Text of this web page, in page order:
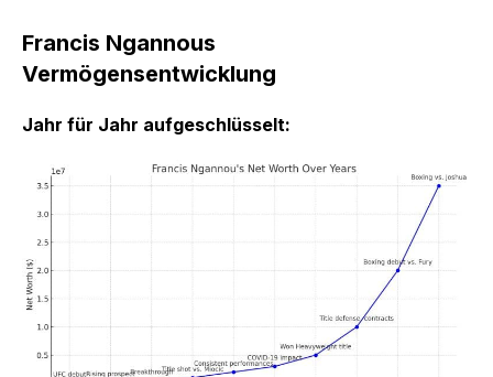
Francis Ngannous
Vermögensentwicklung
Jahr für Jahr aufgeschlüsselt: